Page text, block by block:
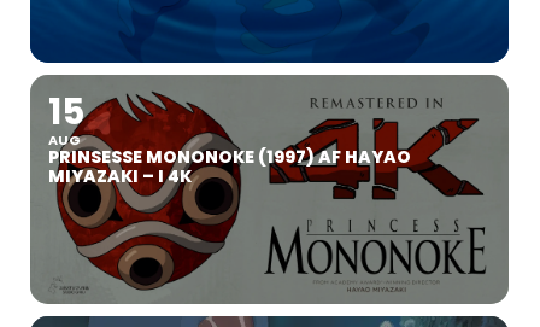
15
AUG
PRINSESSE MONONOKE (1997) AF HAYAO
MIYAZAKI – I 4K